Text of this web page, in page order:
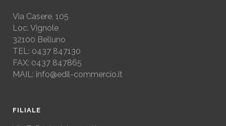
Via Casere, 105
Loc. Vignole
32100 Belluno
TEL: 0437 847130
FAX: 0437 847865
MAIL: info@edil-commercio.it
FILIALE